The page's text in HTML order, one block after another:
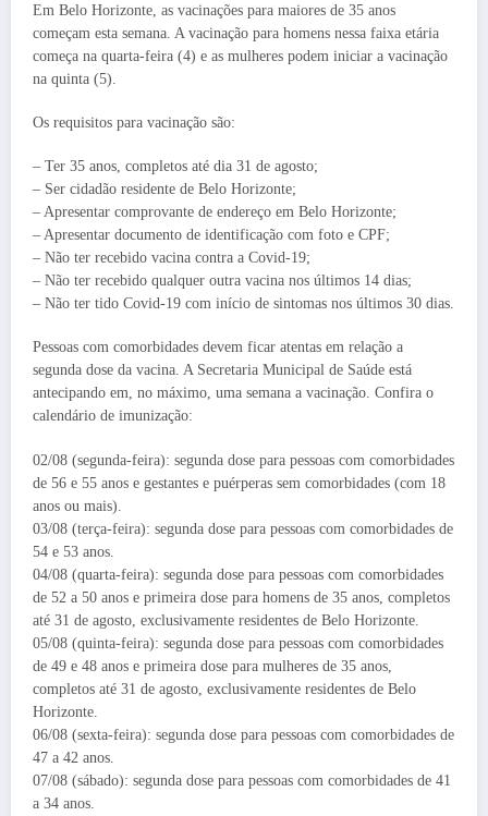
Em Belo Horizonte, as vacinações para maiores de 35 anos
começam esta semana. A vacinação para homens nessa faixa etária
começa na quarta-feira (4) e as mulheres podem iniciar a vacinação
na quinta (5).
Os requisitos para vacinação são:
– Ter 35 anos, completos até dia 31 de agosto;
– Ser cidadão residente de Belo Horizonte;
– Apresentar comprovante de endereço em Belo Horizonte;
– Apresentar documento de identificação com foto e CPF;
– Não ter recebido vacina contra a Covid-19;
– Não ter recebido qualquer outra vacina nos últimos 14 dias;
– Não ter tido Covid-19 com início de sintomas nos últimos 30 dias.
Pessoas com comorbidades devem ficar atentas em relação a
segunda dose da vacina. A Secretaria Municipal de Saúde está
antecipando em, no máximo, uma semana a vacinação. Confira o
calendário de imunização:
02/08 (segunda-feira): segunda dose para pessoas com comorbidades
de 56 e 55 anos e gestantes e puérperas sem comorbidades (com 18
anos ou mais).
03/08 (terça-feira): segunda dose para pessoas com comorbidades de
54 e 53 anos.
04/08 (quarta-feira): segunda dose para pessoas com comorbidades
de 52 a 50 anos e primeira dose para homens de 35 anos, completos
até 31 de agosto, exclusivamente residentes de Belo Horizonte.
05/08 (quinta-feira): segunda dose para pessoas com comorbidades
de 49 e 48 anos e primeira dose para mulheres de 35 anos,
completos até 31 de agosto, exclusivamente residentes de Belo
Horizonte.
06/08 (sexta-feira): segunda dose para pessoas com comorbidades de
47 a 42 anos.
07/08 (sábado): segunda dose para pessoas com comorbidades de 41
a 34 anos.